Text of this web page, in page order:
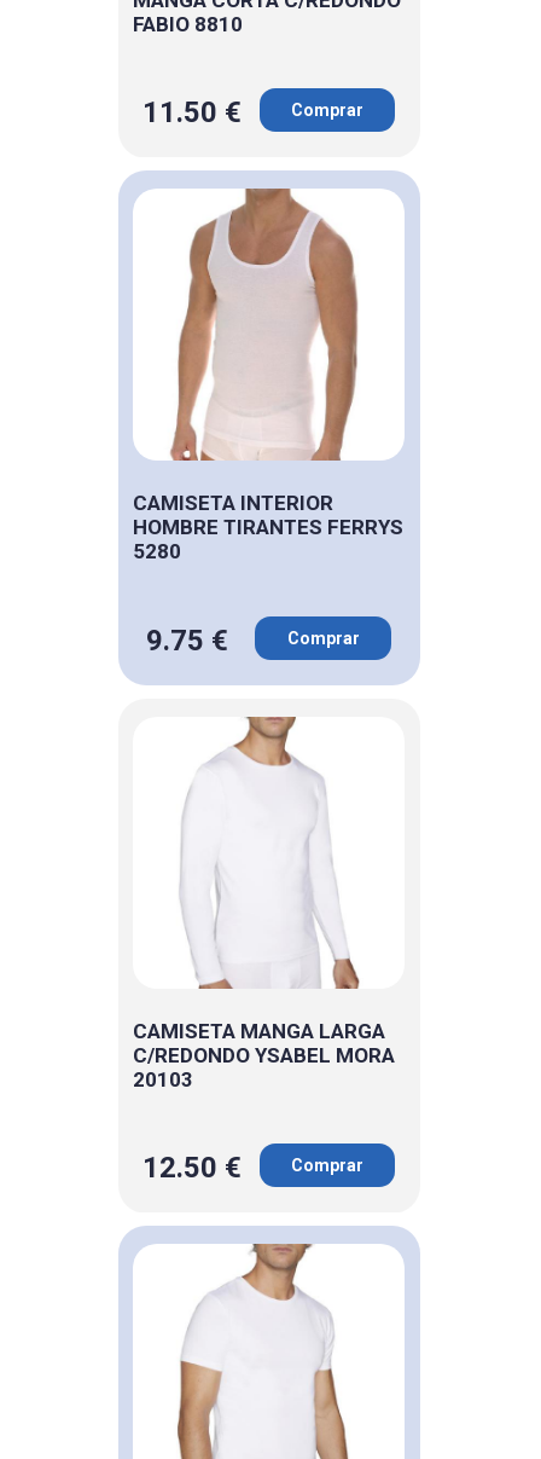
FABIO 8810
11.50 € Comprar
CAMISETA INTERIOR
HOMBRE TIRANTES FERRYS
5280
9.75 € Comprar
CAMISETA MANGA LARGA
C/REDONDO YSABEL MORA
20103
12.50 € Comprar